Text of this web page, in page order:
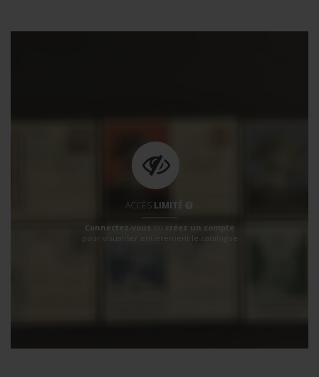
ACCÈS LIMITÉ
Connectez-vous ou créez un compte
pour visualiser entièrement le catalogue